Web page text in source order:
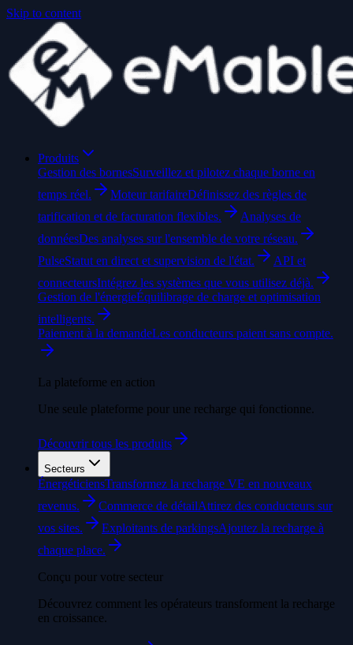
Skip to content
Produits
Gestion des bornesSurveillez et pilotez chaque borne en
temps réel.
Moteur tarifaireDéfinissez des règles de
tarification et de facturation flexibles.
Analyses de
donnéesDes analyses sur l'ensemble de votre réseau.
PulseStatut en direct et supervision de l'état.
API et
connecteursIntégrez les systèmes que vous utilisez déjà.
Gestion de l'énergieÉquilibrage de charge et optimisation
intelligents.
Paiement à la demandeLes conducteurs paient sans compte.
La plateforme en action
Une seule plateforme pour une recharge qui fonctionne.
Découvrir tous les produits
Secteurs
ÉnergéticiensTransformez la recharge VE en nouveaux
revenus.
Commerce de détailAttirez des conducteurs sur
vos sites.
Exploitants de parkingsAjoutez la recharge à
chaque place.
Conçu pour votre secteur
Découvrez comment les opérateurs transforment la recharge
en croissance.